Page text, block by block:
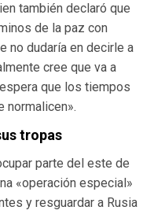
también declaró que
de la paz con
no dudaría en decirle a
cree que va a
que los tiempos
normalicen».
tropas
parte del este de
«operación especial»
y resguardar a Rusia